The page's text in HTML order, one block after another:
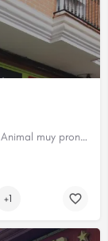
¡Esperamos veros a ti y tu mascota en Planeta Animal muy pronto!
+1